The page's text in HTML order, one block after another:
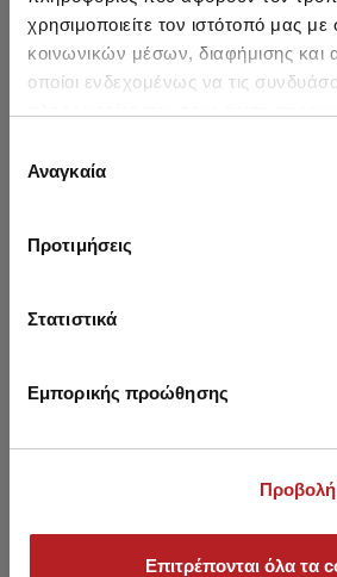
χρησιμοποιείτε τον ιστότοπό μας με
κοινωνικών μέσων, διαφήμισης και
οποίοι ενδεχομένως να τις
των υπηρεσιών τους.
συγκατάθεσης
Αναγκαία
Προτιμήσεις
Στατιστικά
Εμπορικής προώθησης
Προβολή
Επιτρέπονται όλα τα
SALE
Φανέλα Merino Μάλλινη